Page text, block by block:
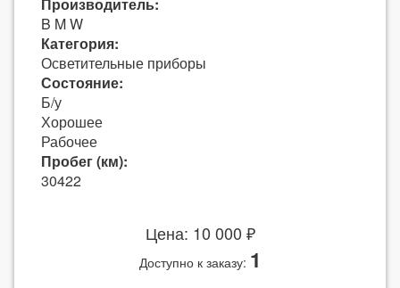
B M W
Категория:
Осветительные приборы
Состояние:
Б/у
Хорошее
Рабочее
Пробег (км):
30422
Цена: 10 000 ₽
Доступно к заказу: 1